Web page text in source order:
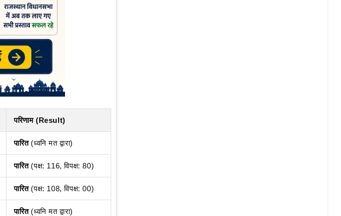
परिणाम (Result)
पारित(ध्वनि मत द्वारा)
पारित(पक्ष: 116, विपक्ष: 80)
पारित(पक्ष: 108, विपक्ष: 00)
पारित(ध्वनि मत द्वारा)